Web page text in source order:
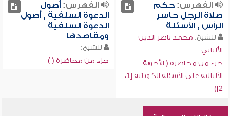
الفهرس:حكم
صلاة الرجل حاسر
الرأس , الأسئلة
للشيخ: محمد ناصر الدين
الألباني
جزء من محاضرة ( الأجوبة
الألبانية على الأسئلة الكويتية [1،
2])
الفهرس:أصول
الدعوة السلفية , أصول
الدعوة السلفية
ومقاصدها
للشيخ:
جزء من محاضرة ( )